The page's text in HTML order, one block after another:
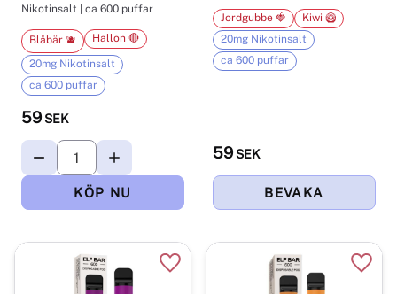
Nikotinsalt | ca 600 puffar
59 SEK
Blåbär 🫐 Hallon 🔴
20mg Nikotinsalt
ca 600 puffar
59 SEK
Jordgubbe 🍓
Kiwi 🥝
20mg Nikotinsalt
ca 600 puffar
Lägg till i favoriter